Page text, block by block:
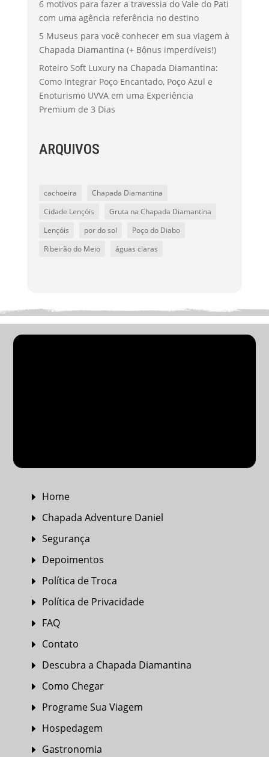
6 motivos para fazer a travessia do Vale do Pati
com uma agência referência no destino
5 Museus para você conhecer em sua viagem à
Chapada Diamantina (+ Bônus imperdíveis!)
Roteiro Soft Luxury na Chapada Diamantina:
Como Integrar Poço Encantado, Poço Azul e
Enoturismo UVVA em uma Experiência
Premium de 3 Dias
ARQUIVOS
cachoeira
Chapada Diamantina
Cidade Lençóis
Gruta na Chapada Diamantina
Lençóis
por do sol
Poço do Diabo
Ribeirão do Meio
águas claras
E Home
E Chapada Adventure Daniel
E Segurança
E Depoimentos
E Política de Troca
E Política de Privacidade
E FAQ
E Contato
E Descubra a Chapada Diamantina
E Como Chegar
E Programe Sua Viagem
E Hospedagem
E Gastronomia